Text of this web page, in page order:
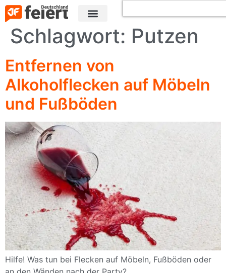
Schlagwort: Putzen
Entfernen von
Alkoholflecken auf Möbeln
und Fußböden
Hilfe! Was tun bei Flecken auf Möbeln, Fußböden oder